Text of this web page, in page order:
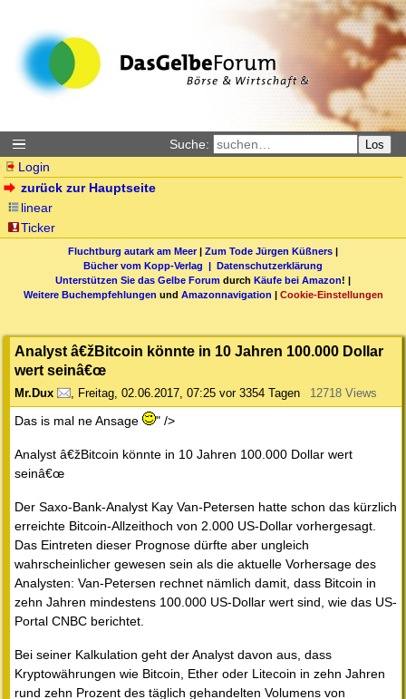
Suche: Los
Login
zurück zur Hauptseite
linear
Ticker
Fluchtburg autark am Meer| Zum Tode Jürgen Küßners |
Bücher vom Kopp-Verlag | Datenschutzerklärung
Unterstützen Sie das Gelbe Forum durch Käufe bei Amazon! |
Weitere Buchempfehlungen und Amazonnavigation | Cookie-Einstellungen
Analyst â€žBitcoin könnte in 10 Jahren 100.000 Dollar
wert seinâ€œ
Mr.Dux , Freitag, 02.06.2017, 07:25 vor 3354 Tagen 12718 Views
Das is mal ne Ansage " />
Analyst â€žBitcoin könnte in 10 Jahren 100.000 Dollar wert
seinâ€œ
Der Saxo-Bank-Analyst Kay Van-Petersen hatte schon das kürzlich
erreichte Bitcoin-Allzeithoch von 2.000 US-Dollar vorhergesagt.
Das Eintreten dieser Prognose dürfte aber ungleich
wahrscheinlicher gewesen sein als die aktuelle Vorhersage des
Analysten: Van-Petersen rechnet nämlich damit, dass Bitcoin in
zehn Jahren mindestens 100.000 US-Dollar wert sind, wie das US-
Portal CNBC berichtet.
Bei seiner Kalkulation geht der Analyst davon aus, dass
Kryptowährungen wie Bitcoin, Ether oder Litecoin in zehn Jahren
rund zehn Prozent des täglich gehandelten Volumens von